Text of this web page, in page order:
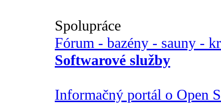
Spolupráce
Fórum - bazény - sauny -
Softwarové služby
Informačný portál o Open